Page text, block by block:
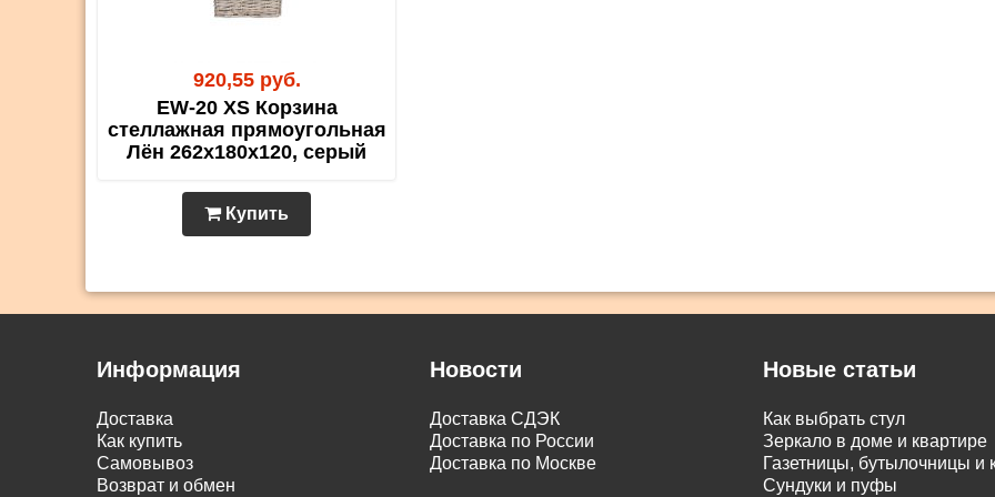
920,55 руб.
EW-20 XS Корзина
стеллажная прямоугольная
Лён 262х180х120, серый
Купить
Информация
Доставка
Как купить
Самовывоз
Возврат и обмен
Новости
Доставка СДЭК
Доставка по России
Доставка по Москве
Новые статьи
Как выбрать стул
Зеркало в доме и квартире
Газетницы, бутылочницы и
Сундуки и пуфы